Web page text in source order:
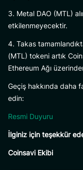
3. Metal DAO (MTL)
etkilenmeyecektir.
4. Takas
(MTL) tokeni artık
Ethereum Ağı
Geçiş hakkında daha
edin:
Resmi Duyuru
İlginiz için teşekkür
Coinsavi Ekibi